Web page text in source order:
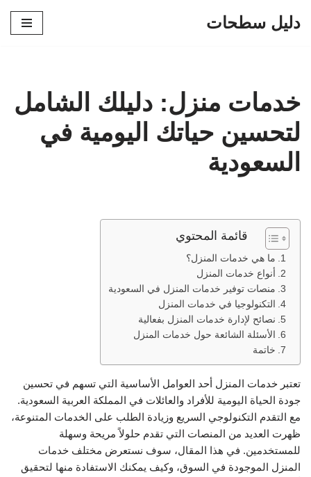
دليل سطحات
خدمات منزل: دليلك الشامل
لتحسين حياتك اليومية في
السعودية
قائمة المحتوي
ما هي خدمات المنزل؟
أنواع خدمات المنزل
منصات توفير خدمات المنزل في السعودية
التكنولوجيا في خدمات المنزل
نصائح لإدارة خدمات المنزل بفعالية
الأسئلة الشائعة حول خدمات المنزل
خاتمة
تعتبر خدمات المنزل أحد العوامل الأساسية التي تسهم في تحسين
جودة الحياة اليومية للأفراد والعائلات في المملكة العربية السعودية.
مع التقدم التكنولوجي السريع وزيادة الطلب على الخدمات المتنوعة،
ظهرت العديد من المنصات التي تقدم حلولاً مريحة وسهلة
للمستخدمين. في هذا المقال، سوف نستعرض مختلف خدمات
المنزل الموجودة في السوق، وكيف يمكنك الاستفادة منها لتحقيق